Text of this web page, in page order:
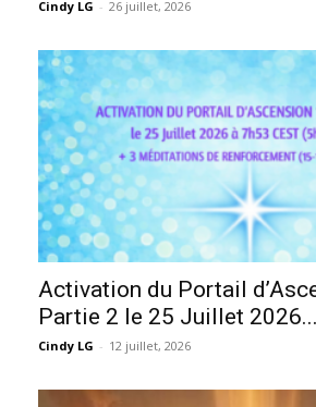
Cindy LG - 26 juillet, 2026
Activation du Portail
Partie 2 le 25 Juillet 2026...
Cindy LG - 12 juillet, 2026